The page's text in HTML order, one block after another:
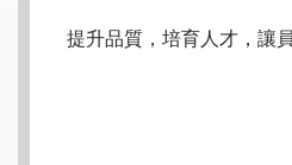
提升品質，培育人才，讓